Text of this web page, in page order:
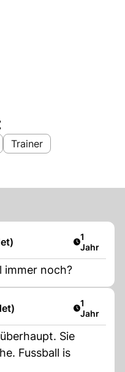
Trainer
Artikel
1
Jahr
immer noch?
Artikel
1
Jahr
Sie
Fussball is